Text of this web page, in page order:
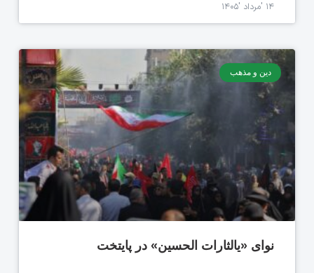
۱۴ 'مرداد '۱۴۰۵
دین و مذهب
نوای «یالثارات الحسین» در پایتخت